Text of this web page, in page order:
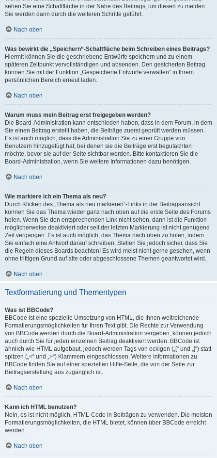
sehen Sie eine Schaltfläche in der Nähe des Beitrags, um diesen zu melden.
Sie werden dann durch die weiteren Schritte geführt.
Nach oben
Was bewirkt die „Speichern“-Schaltfläche beim Schreiben eines Beitrags?
Hiermit können Sie die geschriebene Entwürfe speichern und zu einem
späteren Zeitpunkt vervollständigen und absenden. Den gesicherten Beitrag
können Sie mit der Funktion „Gespeicherte Entwürfe verwalten“ in Ihrem
persönlichen Bereich erneut laden.
Nach oben
Warum muss mein Beitrag erst freigegeben werden?
Die Board-Administration kann entschieden haben, dass in dem Forum, in dem
Sie einen Beitrag erstellt haben, die Beiträge zuerst geprüft werden müssen.
Es ist auch möglich, dass die Administration Sie zu einer Gruppe von
Benutzern hinzugefügt hat, bei denen sie die Beiträge erst begutachten
möchte, bevor sie auf der Seite sichtbar werden. Bitte kontaktieren Sie die
Board-Administration, wenn Sie weitere Informationen dazu benötigen.
Nach oben
Wie markiere ich ein Thema als neu?
Durch Klicken des „Thema als neu markieren“-Links in der Beitragsansicht
können Sie das Thema wieder ganz nach oben auf die erste Seite des Forums
holen. Wenn Sie den entsprechenden Link nicht sehen, dann ist die Funktion
möglicherweise deaktiviert oder seit der letzten Markierung ist nicht genügend
Zeit vergangen. Es ist auch möglich, das Thema nach oben zu holen, indem
Sie einfach eine Antwort darauf schreiben. Stellen Sie jedoch sicher, dass Sie
die Regeln dieses Boards beachten! Es wird meist nicht gerne gesehen, wenn
ohne triftigen Grund auf alte oder abgeschlossene Themen geantwortet wird.
Nach oben
Textformatierung und Thementypen
Was ist BBCode?
BBCode ist eine spezielle Umsetzung von HTML, die Ihnen weitreichende
Formatierungsmöglichkeiten für Ihren Text gibt. Die Rechte zur Verwendung
von BBCode werden durch die Board-Administration vergeben, können jedoch
auch durch Sie für jeden einzelnen Beitrag deaktiviert werden. BBCode ist
ähnlich wie HTML aufgebaut, jedoch werden Tags von eckigen („[“ und „]“) statt
spitzen („<“ und „>“) Klammern eingeschlossen. Weitere Informationen zu
BBCode finden Sie auf einer speziellen Hilfe-Seite, die von der Seite zur
Beitragserstellung aus zugänglich ist.
Nach oben
Kann ich HTML benutzen?
Nein, es ist nicht möglich, HTML-Code in Beiträgen zu verwenden. Die meisten
Formatierungsmöglichkeiten, die HTML bietet, können über BBCode erreicht
werden.
Nach oben